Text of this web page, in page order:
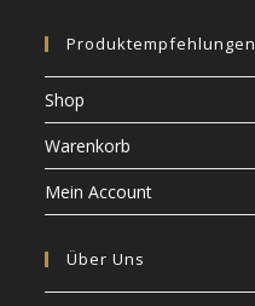
Produktempfehlungen
Shop
Warenkorb
Mein Account
Über Uns